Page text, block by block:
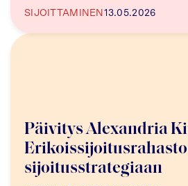
SIJOITTAMINEN 13.05.2026
Päivitys Alexandria
sijoitusstrategiaan